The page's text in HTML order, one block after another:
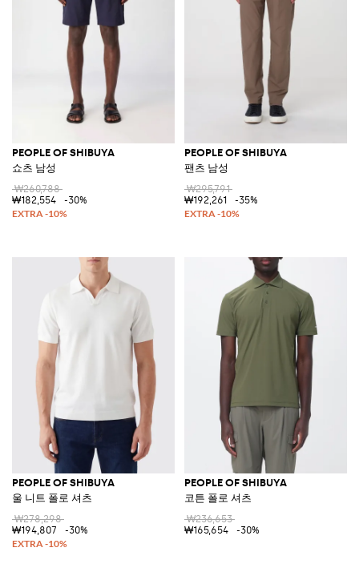
PEOPLE OF SHIBUYA
쇼츠 남성
₩260,788
₩182,554
-30%
PEOPLE OF SHIBUYA
팬츠 남성
₩295,791
₩192,261
-35%
PEOPLE OF SHIBUYA
울 니트 폴로 셔츠
₩278,298
₩194,807
-30%
PEOPLE OF SHIBUYA
코튼 폴로 셔츠
₩236,653
₩165,654
-30%